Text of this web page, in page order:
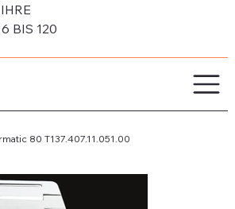
BIS 120
80 T137.407.11.051.00